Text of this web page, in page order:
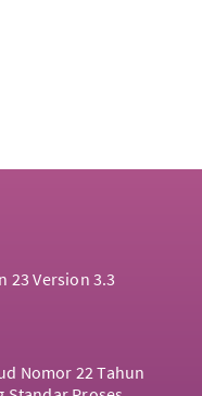
23 Version 3.3
Nomor 22 Tahun